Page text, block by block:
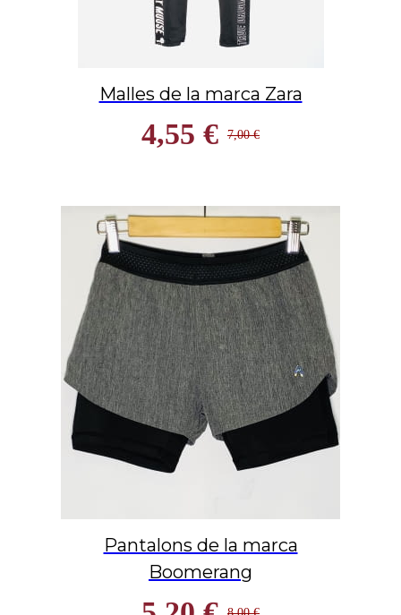
Malles de la marca Zara
7,00 €
4,55 €
Pantalons de la marca
Boomerang
8,00 €